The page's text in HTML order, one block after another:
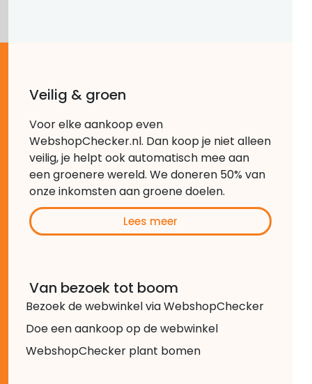
Veilig & groen
Voor elke aankoop even
WebshopChecker.nl. Dan koop je niet alleen
veilig, je helpt ook automatisch mee aan
een groenere wereld. We doneren 50% van
onze inkomsten aan groene doelen.
Lees meer
Van bezoek tot boom
Bezoek de webwinkel via WebshopChecker
Doe een aankoop op de webwinkel
WebshopChecker plant bomen